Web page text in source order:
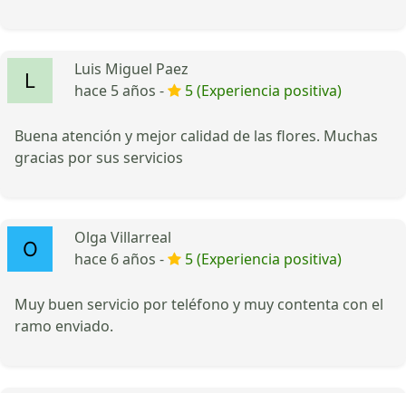
Luis Miguel Paez
hace 5 años -
5 (Experiencia positiva)
Buena atención y mejor calidad de las flores. Muchas
gracias por sus servicios
Olga Villarreal
hace 6 años -
5 (Experiencia positiva)
Muy buen servicio por teléfono y muy contenta con el
ramo enviado.